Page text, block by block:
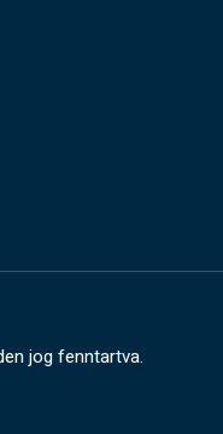
jog fenntartva.